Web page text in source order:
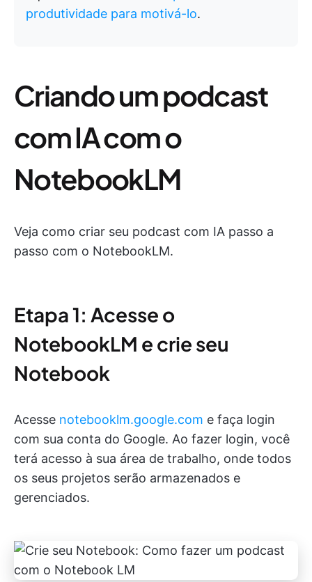
produtividade para motivá-lo.
Criando um podcast
com IA com o
NotebookLM
Veja como criar seu podcast com IA passo a
passo com o NotebookLM.
Etapa 1: Acesse o
NotebookLM e crie seu
Notebook
Acesse notebooklm.google.com e faça login
com sua conta do Google. Ao fazer login, você
terá acesso à sua área de trabalho, onde todos
os seus projetos serão armazenados e
gerenciados.